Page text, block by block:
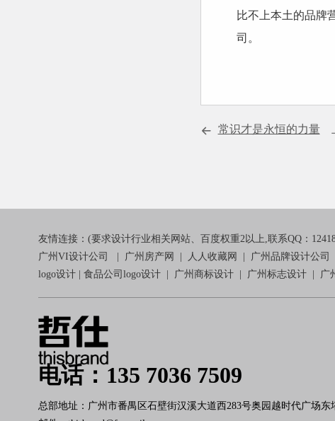
比不上本土的品牌
司。
常识才是永恒的力量
友情连接：(要求设计行业相关网站、百度权重2以上,联系QQ：
广州VI设计公司
广州房产网 人人收藏网 广州品牌设计公司
logo设计| 食品公司logo设计| 广州商标设计| 广州标志设计| 广
电话：135 7036 7509
总部地址：广州市番禺区石壁街汉溪大道西283号奥园越时代广场东